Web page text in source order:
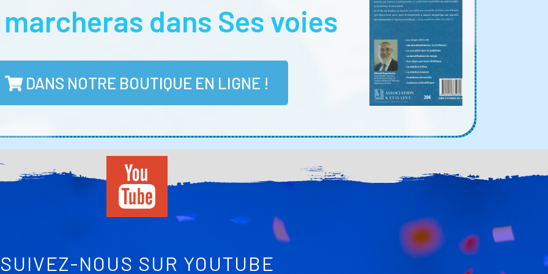
dans Ses voies
DANS NOTRE BOUTIQUE EN LIGNE !
SUIVEZ-NOUS SUR YOUTUBE